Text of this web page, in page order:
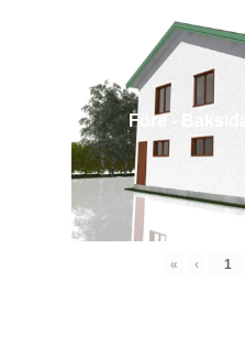
Före -
« ‹